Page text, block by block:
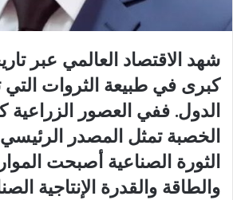
شهد الاقتصاد العالمي عبر
كبرى في طبيعة الثروات التي
الدول. ففي العصور الزراعية
الخصبة تمثل المصدر
الثورة الصناعية أصبحت
والطاقة والقدرة الإنتاجية